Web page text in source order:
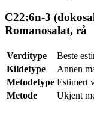
C22:6n-3
Romanosalat, rå
Verditype
Beste
Kildetype
Annen
Metodetype Estimert
Metode
Ukjent